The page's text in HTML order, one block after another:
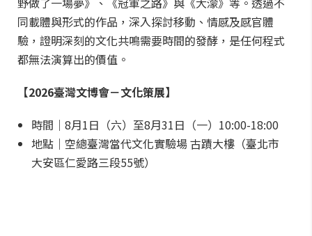
同載體與形式的作品，深入探討移動、情感及感官體
驗，證明深刻的文化共鳴需要時間的發酵，是任何程式
都無法演算出的價值。
【2026臺灣文博會－文化策展】
時間｜8月1日（六）至8月31日（一）10:00-18:00
地點｜空總臺灣當代文化實驗場 古蹟大樓（臺北市
大安區仁愛路三段55號）